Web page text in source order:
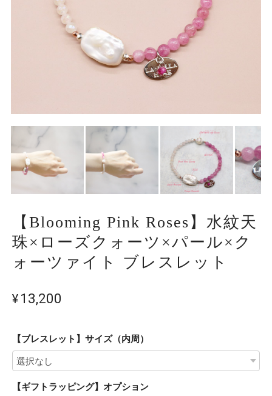
【Blooming Pink Roses】水紋天
珠×ローズクォーツ×パール×ク
ォーツァイト ブレスレット
¥13,200
【ブレスレット】サイズ（内周）
【ギフトラッピング】オプション